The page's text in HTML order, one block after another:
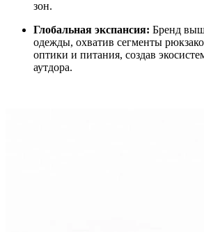
зон.
Глобальная экспансия: Бренд
одежды, охватив сегменты
оптики и питания, создав
аутдора.